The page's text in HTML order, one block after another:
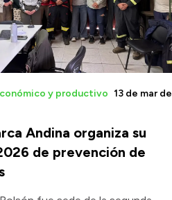
Andina organiza su
de prevención de
y productivo 13 de mar de